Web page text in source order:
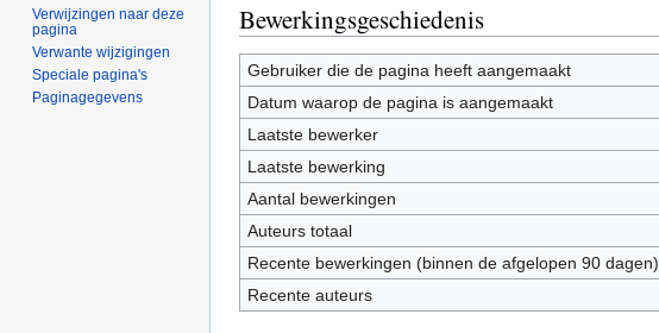
Bewerkingsgeschiedenis
Gebruiker die de pagina heeft aangemaakt
Datum waarop de pagina is aangemaakt
Laatste bewerker
Laatste bewerking
Aantal bewerkingen
Auteurs totaal
Recente bewerkingen (binnen de afgelopen 90 dagen)
Recente auteurs
Verwijzingen naar deze
pagina
Verwante wijzigingen
Speciale pagina's
Paginagegevens